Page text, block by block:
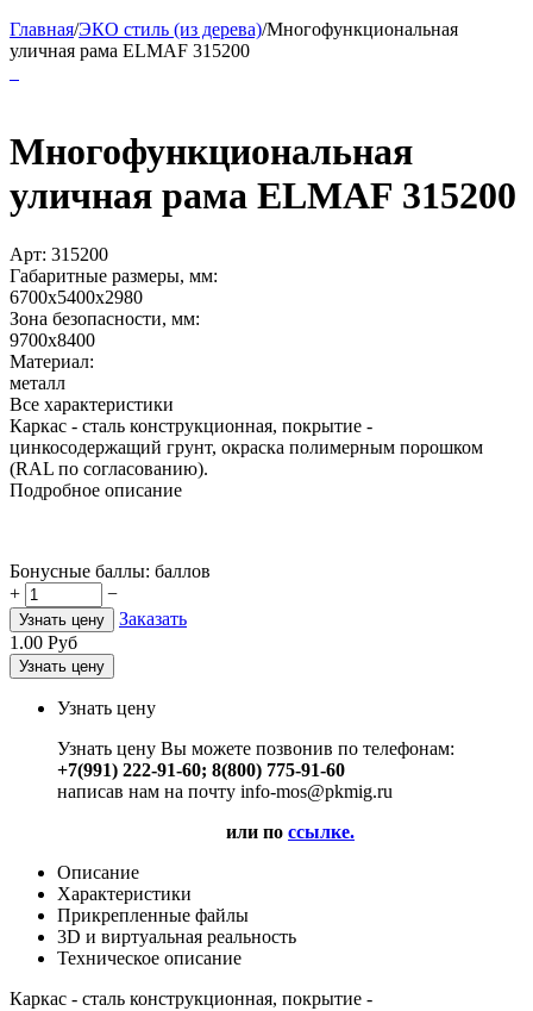
Главная/ЭКО стиль (из дерева)/Многофункциональная
уличная рама ELMAF 315200
Многофункциональная
уличная рама ELMAF 315200
Арт: 315200
Габаритные размеры, мм:
6700х5400х2980
Зона безопасности, мм:
9700х8400
Материал:
металл
Все характеристики
Каркас - сталь конструкционная, покрытие -
цинкосодержащий грунт, окраска полимерным порошком
(RAL по согласованию).
Подробное описание
Бонусные баллы: баллов
+
−
Узнать цену
Заказать
1.00 Руб
Узнать цену
Узнать цену
Узнать цену Вы можете позвонив по телефонам:
+7(991) 222-91-60; 8(800) 775-91-60
написав нам на почту info-mos@pkmig.ru
или по ссылке.
Описание
Характеристики
Прикрепленные файлы
3D и виртуальная реальность
Техническое описание
Каркас - сталь конструкционная, покрытие -